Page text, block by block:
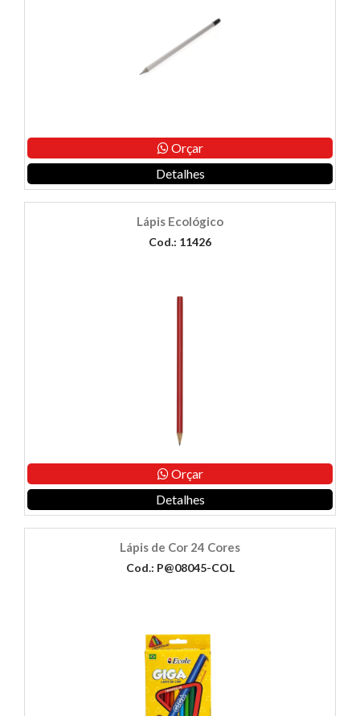
Orçar
Detalhes
Lápis Ecológico
Cod.: 11426
Orçar
Detalhes
Lápis de Cor 24 Cores
Cod.: P@08045-COL